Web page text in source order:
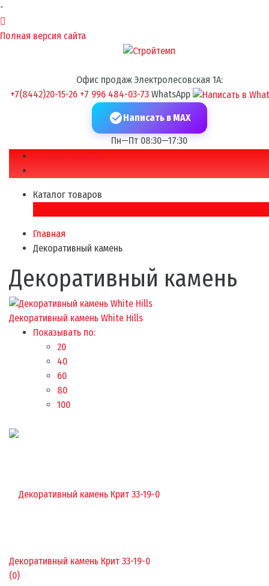
-
Полная версия сайта
Офис продаж Электролесовская 1А:
+7(8442)20-15-26 +7 996 484-03-73 WhatsApp
Написать в MAX
Пн—Пт 08:30—17:30
Каталог товаров
Каталог товаров
×
Главная
Декоративный камень
Декоративный камень
Декоративный камень White Hills
Показывать по:
20
40
60
80
100
Декоративный камень Крит 33-19-0
(0)